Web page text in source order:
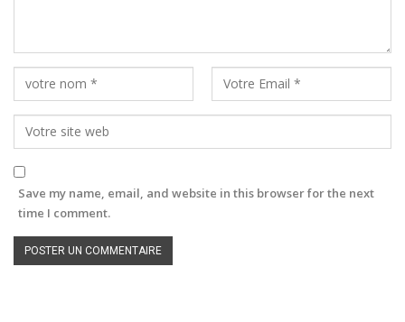
Save my name, email, and website in this browser for the next
time I comment.